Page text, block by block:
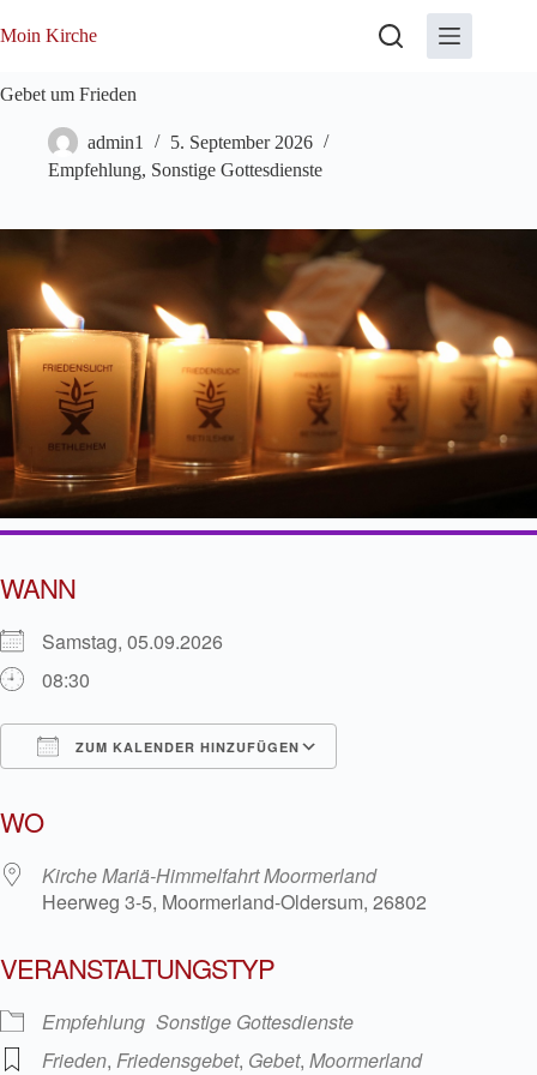
Inhalt
Moin Kirche
Gebet um Frieden
admin1
5. September 2026
Empfehlung, Sonstige Gottesdienste
WANN
Samstag, 05.09.2026
08:30
ZUM KALENDER HINZUFÜGEN
WO
Kirche Mariä-Himmelfahrt Moormerland
Heerweg 3-5, Moormerland-Oldersum, 26802
VERANSTALTUNGSTYP
Empfehlung Sonstige Gottesdienste
Frieden, Friedensgebet, Gebet, Moormerland